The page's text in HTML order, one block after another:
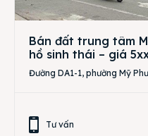
Bán đất trung tâm
hồ sinh thái – giá
Đường DA1-1, phường Mỹ
Tư vấn